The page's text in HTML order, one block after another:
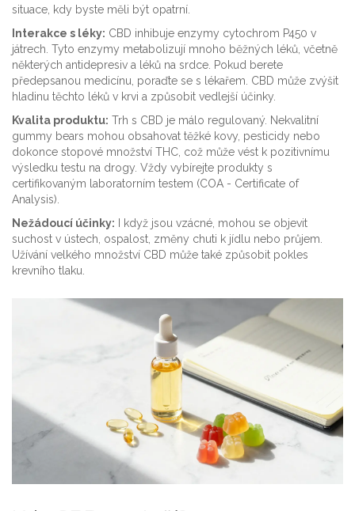
situace, kdy byste měli být opatrní.
Interakce s léky: CBD inhibuje enzymy cytochrom P450 v
játrech. Tyto enzymy metabolizují mnoho běžných léků, včetně
některých antidepresiv a léků na srdce. Pokud berete
předepsanou medicínu, poraďte se s lékařem. CBD může zvýšit
hladinu těchto léků v krvi a způsobit vedlejší účinky.
Kvalita produktu: Trh s CBD je málo regulovaný. Nekvalitní
gummy bears mohou obsahovat těžké kovy, pesticidy nebo
dokonce stopové množství THC, což může vést k pozitivnímu
výsledku testu na drogy. Vždy vybírejte produkty s
certifikovaným laboratorním testem (COA - Certificate of
Analysis).
Nežádoucí účinky: I když jsou vzácné, mohou se objevit
suchost v ústech, ospalost, změny chuti k jídlu nebo průjem.
Užívání velkého množství CBD může také způsobit pokles
krevního tlaku.